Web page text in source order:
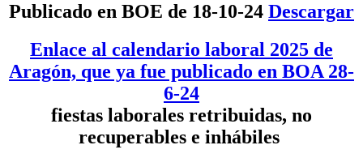
Publicado en BOE de 18-10-24 Descargar
Enlace al calendario laboral 2025 de
Aragón, que ya fue publicado en BOA 28-
6-24
fiestas laborales retribuidas, no
recuperables e inhábiles